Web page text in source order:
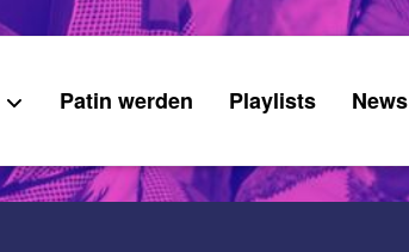
Patin werden Playlists News